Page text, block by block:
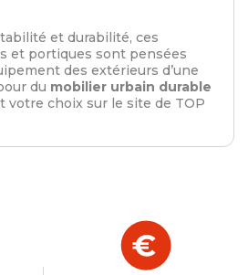
et durabilité, ces
et portiques sont pensées
des extérieurs d’une
du mobilier urbain durable
votre choix sur le site de TOP